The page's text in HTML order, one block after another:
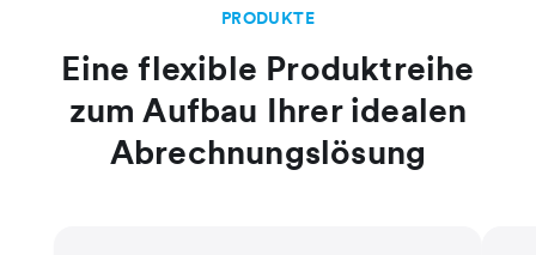
PRODUKTE
Eine flexible Produktreihe
zum Aufbau Ihrer idealen
Abrechnungslösung